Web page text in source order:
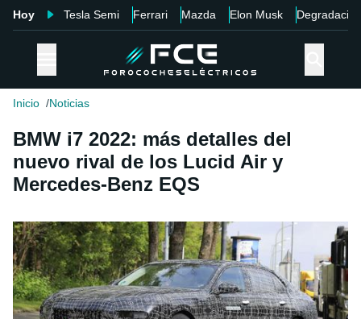
Hoy Tesla Semi Ferrari Mazda Elon Musk Degradación
Inicio Noticias
BMW i7 2022: más detalles del
nuevo rival de los Lucid Air y
Mercedes-Benz EQS